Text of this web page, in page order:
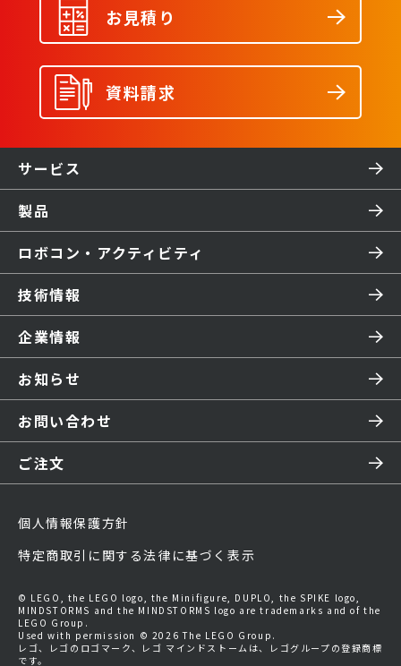
お見積り
資料請求
サービス
製品
ロボコン・アクティビティ
技術情報
企業情報
お知らせ
お問い合わせ
ご注文
個人情報保護方針
特定商取引に関する法律に基づく表示
© LEGO, the LEGO logo, the Minifigure, DUPLO, the SPIKE logo,
MINDSTORMS and the MINDSTORMS logo are trademarks and of the
LEGO Group.
Used with permission © 2026 The LEGO Group.
レゴ、レゴのロゴマーク、レゴ マインドストームは、レゴグループの登録商標
です。